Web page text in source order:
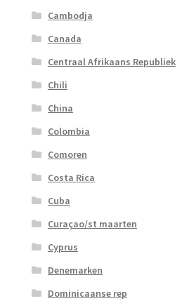
Cambodja
Canada
Centraal Afrikaans Republiek
Chili
China
Colombia
Comoren
Costa Rica
Cuba
Curaçao/st maarten
Cyprus
Denemarken
Dominicaanse rep